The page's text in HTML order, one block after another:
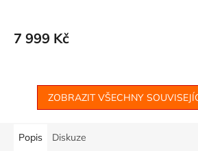
7 999 Kč
ZOBRAZIT VŠECHNY
Popis Diskuze